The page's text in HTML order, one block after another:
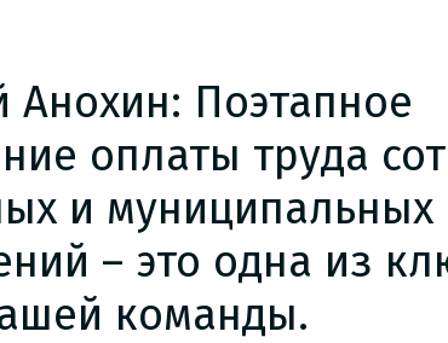
Анохин: Поэтапное
оплаты труда
и муниципальных
– это одна из
команды.